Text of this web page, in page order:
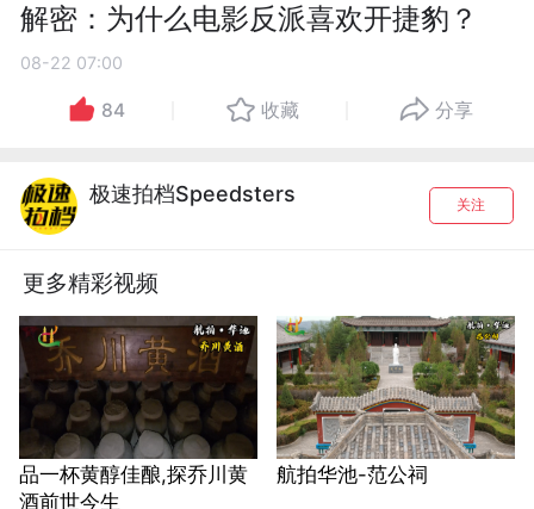
解密：为什么电影反派喜欢开捷豹？
08-22 07:00
84 收藏 分享
极速拍档Speedsters 关注
更多精彩视频
品一杯黄醇佳酿,探乔川黄
酒前世今生
航拍华池-范公祠